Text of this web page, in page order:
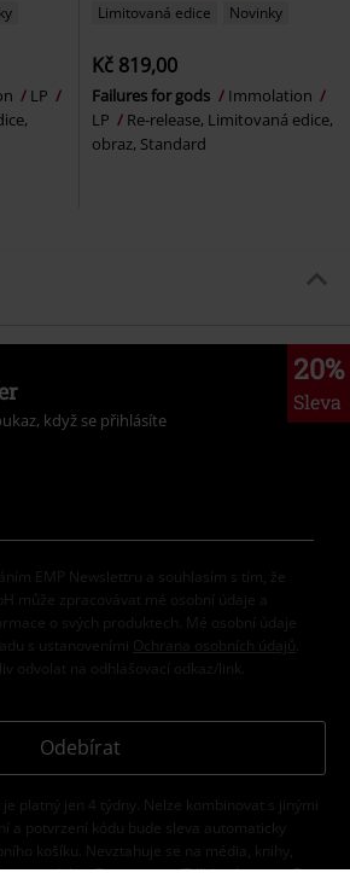
LP
Limitovaná edice Novinky
Kč 819,00
Failures for gods
Immolation
LP
Re-release, Limitovaná edice,
obraz, Standard
20%
Sleva
když se přihlásíte
EMP Newslettru a souhlasím s tím, že
může zpracovávat mé osobní údaje a
o svých produktech. Mé osobní údaje
s ustanoveními
Ochrana osobních údajů
odvolat na odhlašovací odkaz/link.
Odebírat
platný jen 4 týdny. Nelze kombinovat s jinými
a potvrzení kódu bude sleva automaticky
košíku. Nevztahuje se na média, knihy,